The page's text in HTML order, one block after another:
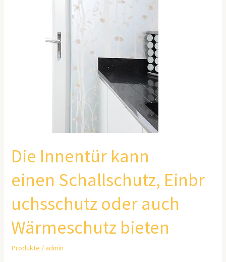
Die Innentür kann
einen Schallschutz, Einbr
uchsschutz oder auch
Wärmeschutz bieten
Produkte /admin